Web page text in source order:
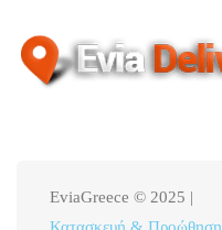
EviaGreece © 2025 |
Κατασκευή & Προώθηση